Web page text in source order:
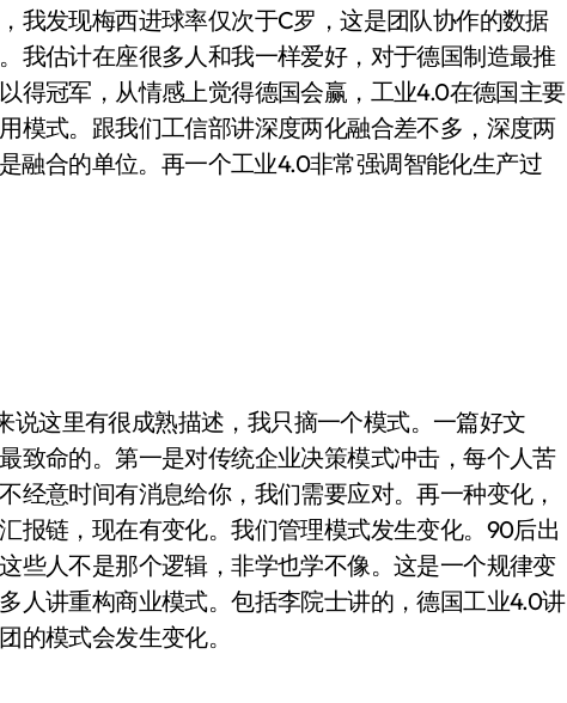
我发现梅西进球率仅次于C罗，这是团队协作的数据
我估计在座很多人和我一样爱好，对于德国制造最推
得冠军，从情感上觉得德国会赢，工业4.0在德国主要
模式。跟我们工信部讲深度两化融合差不多，深度两
融合的单位。再一个工业4.0非常强调智能化生产过
这里有很成熟描述，我只摘一个模式。一篇好文
致命的。第一是对传统企业决策模式冲击，每个人苦
经意时间有消息给你，我们需要应对。再一种变化，
报链，现在有变化。我们管理模式发生变化。90后出
些人不是那个逻辑，非学也学不像。这是一个规律变
人讲重构商业模式。包括李院士讲的，德国工业4.0讲
的模式会发生变化。